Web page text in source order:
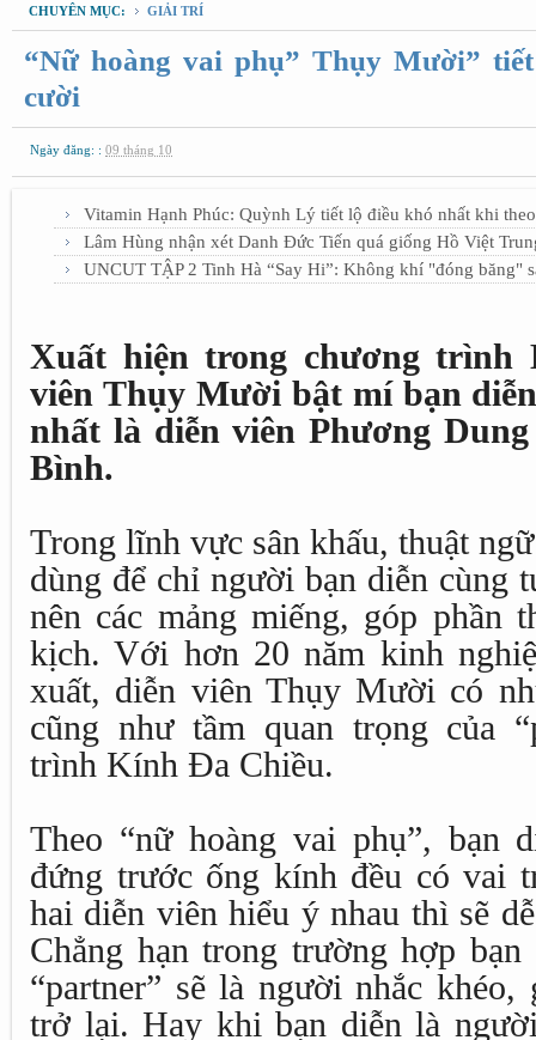
CHUYÊN MỤC: GIẢI TRÍ
“Nữ hoàng vai phụ” Thụy Mười”
cười
Ngày đăng: : 09 tháng 10
Vitamin Hạnh Phúc: Quỳnh Lý tiết lộ điều khó nhất khi
Lâm Hùng nhận xét Danh Đức Tiến quá giống Hồ Việt
UNCUT TẬP 2 Tinh Hà “Say Hi”: Không khí "đóng băng"
Xuất hiện trong chương trình
viên Thụy Mười bật mí bạn
nhất là diễn viên Phương
Bình.
Trong lĩnh vực sân khấu, thuật
dùng để chỉ người bạn diễn cùng
nên các mảng miếng, góp phần
kịch. Với hơn 20 năm kinh
xuất, diễn viên Thụy Mười có
cũng như tầm quan trọng của
trình Kính Đa Chiều.
Theo “nữ hoàng vai phụ”, bạn
đứng trước ống kính đều có vai
hai diễn viên hiểu ý nhau thì sẽ
Chẳng hạn trong trường hợp
“partner” sẽ là người nhắc
trở lại. Hay khi bạn diễn là